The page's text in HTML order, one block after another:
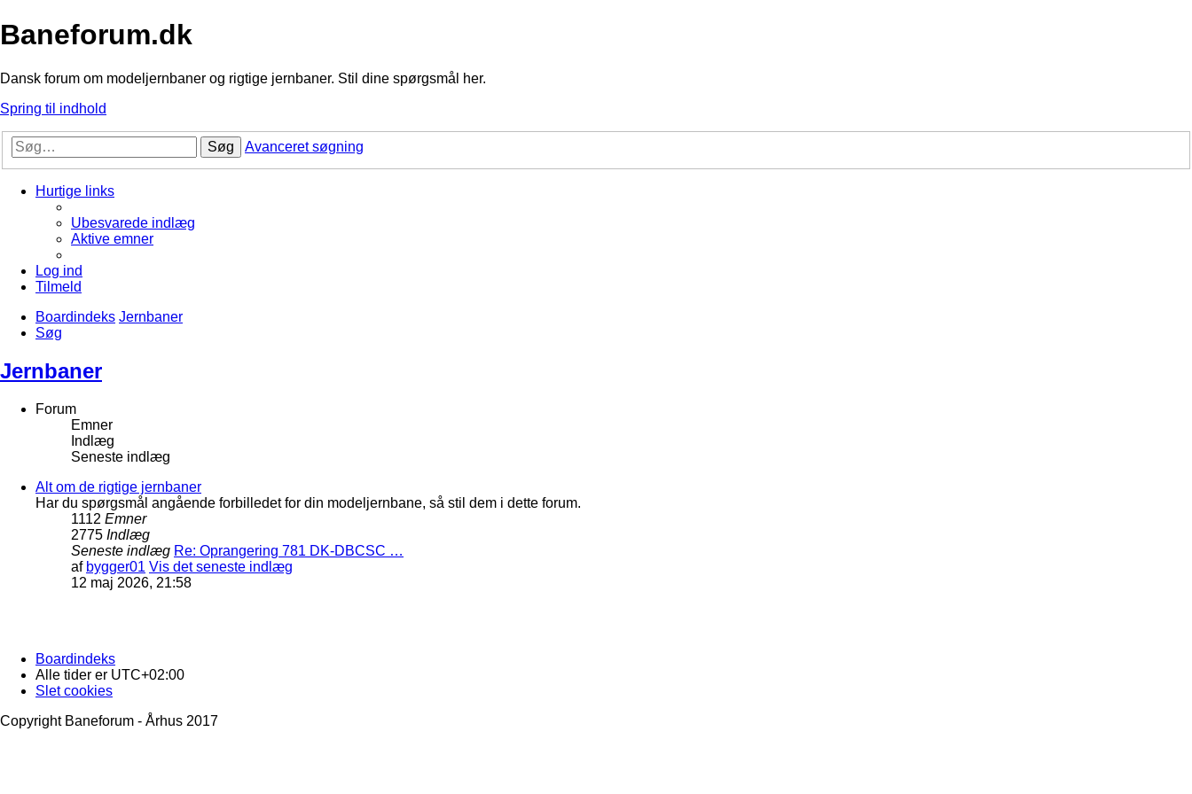
Baneforum.dk
Dansk forum om modeljernbaner og rigtige jernbaner. Stil dine spørgsmål her.
Spring til indhold
Søg Avanceret søgning
Hurtige links
Ubesvarede indlæg
Aktive emner
Log ind
Tilmeld
Boardindeks Jernbaner
Søg
Jernbaner
Forum
Emner
Indlæg
Seneste indlæg
Alt om de rigtige jernbaner
Har du spørgsmål angående forbilledet for din modeljernbane, så stil dem i dette forum.
1112 Emner
2775 Indlæg
Seneste indlæg Re: Oprangering 781 DK-DBCSC …
af bygger01 Vis det seneste indlæg
12 maj 2026, 21:58
Boardindeks
Alle tider er UTC+02:00
Slet cookies
Copyright Baneforum - Århus 2017